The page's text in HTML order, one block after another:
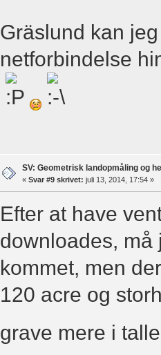
Gräslund kan
netforbindelse
SV: Geometrisk landopmåling og
« Svar #9 skrivet: juli 13, 2014, 17:54 »
Efter at have
downloades, må
kommet, men
120 acre og
grave mere i